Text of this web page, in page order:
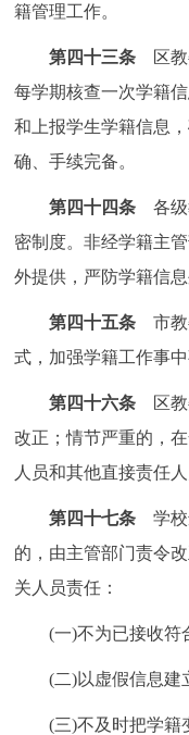
籍管理工作。
第四十三条 区教
每学期核查一次学籍
和上报学生学籍信息
确、手续完备。
第四十四条 各级
密制度。非经学籍主
外提供，严防学籍信息
第四十五条 市教
式，加强学籍工作事中
第四十六条 区教
改正；情节严重的，
人员和其他直接责任
第四十七条 学校
的，由主管部门责令
关人员责任：
(一)不为已接收符合
(二)以虚假信息建
(三)不及时把学籍变